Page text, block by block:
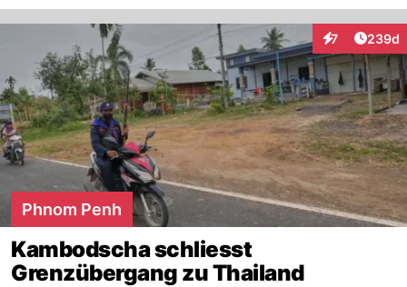
7
Interaktionen
239d
Phnom Penh
Kambodscha schliesst
Grenzübergang zu Thailand